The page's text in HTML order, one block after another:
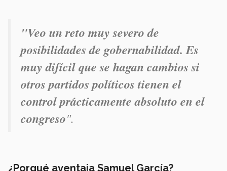
"Veo un reto muy severo de
posibilidades de gobernabilidad. Es
muy difícil que se hagan cambios si
otros partidos políticos tienen el
control prácticamente absoluto en el
congreso".
¿Porqué aventaja Samuel García?